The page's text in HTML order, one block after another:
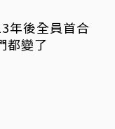
年後全員首合
都變了